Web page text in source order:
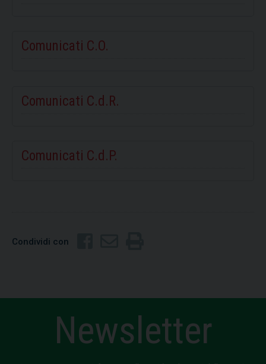
Comunicati C.O.
Comunicati C.d.R.
Comunicati C.d.P.
Condividi con
Newsletter